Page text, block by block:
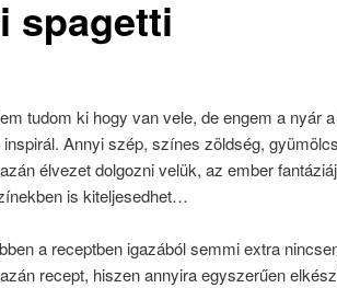
spagetti
tudom ki hogy van vele, de engem a nyár
inspirál. Annyi szép, színes zöldség,
élvezet dolgozni velük, az ember
is kiteljesedhet…
a receptben igazából semmi extra
recept, hiszen annyira egyszerűen